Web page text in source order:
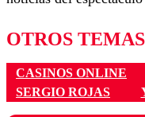
OTROS
CASINOS ONLINE
SERGIO ROJAS